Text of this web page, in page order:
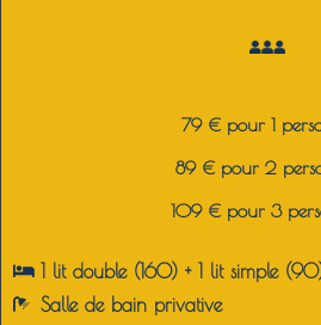
79 € pour 1
89 € pour 2
109 € pour 3
1 lit double (160) + 1 lit simple
Salle de bain privative